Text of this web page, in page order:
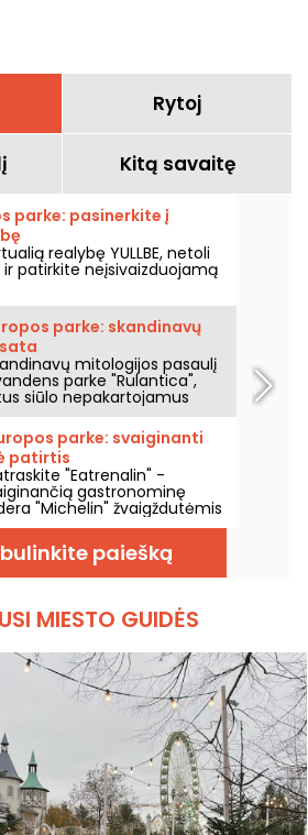
Rytoj
Kitą savaitę
parke: pasinerkite į
realybę YULLBE, netoli
ir patirkite neįsivaizduojamą
parke: skandinavų
mitologijos pasaulį
parke "Rulantica",
siūlo nepakartojamus
parke: svaiginanti
patirtis
"Eatrenalin" -
gastronominę
"Michelin" žvaigždutėmis
ir pojūčiai.
paiešką
MIESTO GUIDĖS